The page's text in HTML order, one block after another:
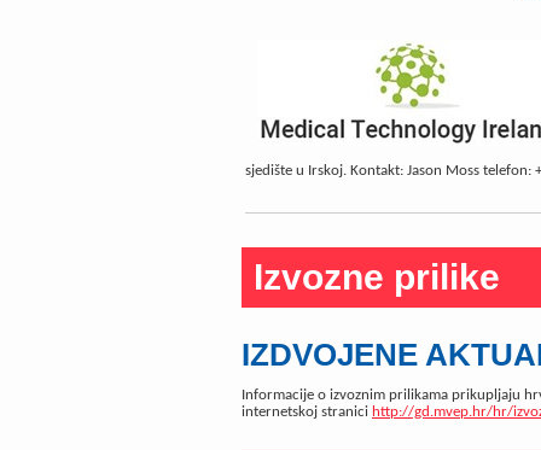
sjedište u Irskoj. Kontakt: Jason Moss
Izvozne prilike
IZDVOJENE
Informacije o izvoznim prilikama prikupljaju
internetskoj stranici http://gd.mvep.hr/hr/